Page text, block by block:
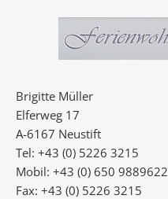
Brigitte Müller
Elferweg 17
A-6167 Neustift
Tel: +43 (0) 5226 3215
Mobil: +43 (0) 650 9889622
Fax: +43 (0) 5226 3215